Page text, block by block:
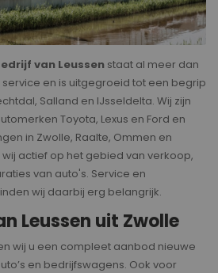
van Leussen staat al meer dan
en is uitgegroeid tot een begrip
Salland en IJsseldelta. Wij zijn
Toyota, Lexus en Ford en
in Zwolle, Raalte, Ommen en
wij actief op het gebied van verkoop,
van auto's. Service en
wij daarbij erg belangrijk.
Leussen uit Zwolle
wij u een compleet aanbod nieuwe
en bedrijfswagens. Ook voor